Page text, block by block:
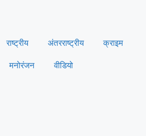
राष्ट्रीय अंतरराष्ट्रीय क्राइम
मनोरंजन वीडियो